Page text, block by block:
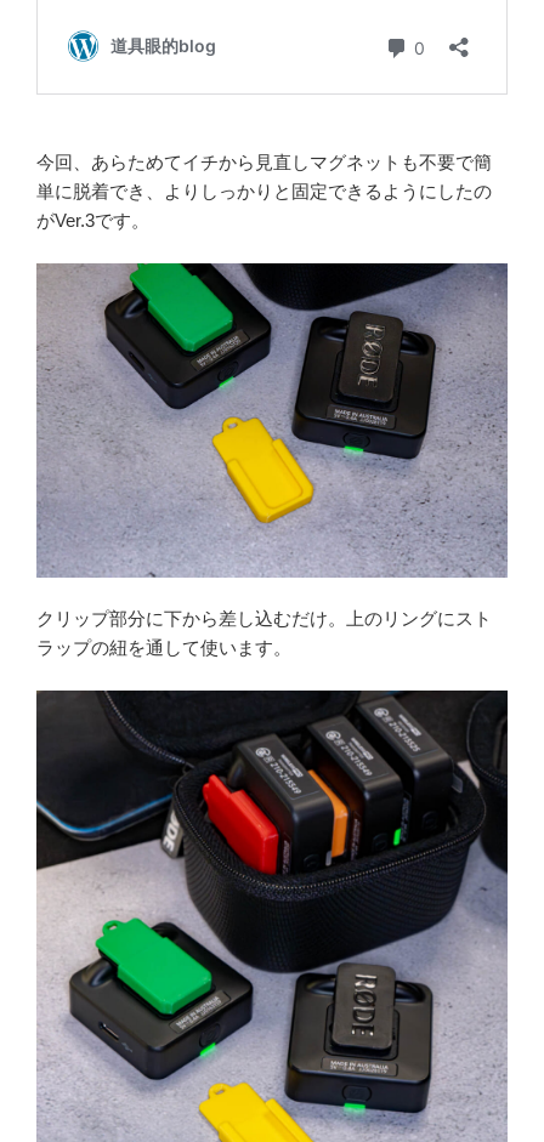
今回、あらためてイチから見直しマグネットも不要で簡
単に脱着でき、よりしっかりと固定できるようにしたの
がVer.3です。
クリップ部分に下から差し込むだけ。上のリングにスト
ラップの紐を通して使います。